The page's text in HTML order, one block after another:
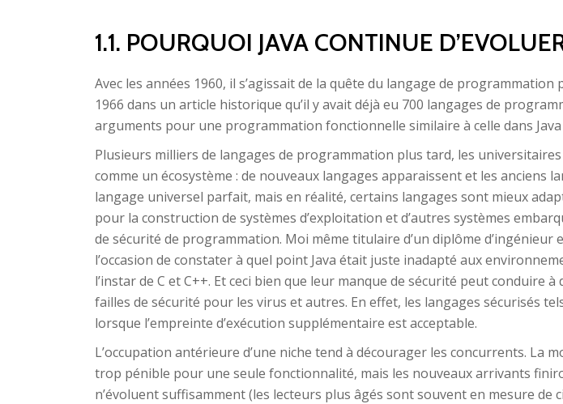
1.1. POURQUOI JAVA CONTINUE
Avec les années 1960, il s’agissait de la quête du langage de
1966 dans un article historique qu’il y avait déjà eu 700 langages de
arguments pour une programmation fonctionnelle similaire à celle dans Java
Plusieurs milliers de langages de programmation plus tard, les
comme un écosystème : de nouveaux langages apparaissent et les anciens
langage universel parfait, mais en réalité, certains langages sont mieux
pour la construction de systèmes d’exploitation et d’autres systèmes
de sécurité de programmation. Moi même titulaire d’un diplôme
l’occasion de constater à quel point Java était juste inadapté aux
l’instar de C et C++. Et ceci bien que leur manque de sécurité peut conduire
failles de sécurité pour les virus et autres. En effet, les langages sécurisés
lorsque l’empreinte d’exécution supplémentaire est acceptable.
L’occupation antérieure d’une niche tend à décourager les concurrents. La
trop pénible pour une seule fonctionnalité, mais les nouveaux arrivants
n’évoluent suffisamment (les lecteurs plus âgés sont souvent en mesure de